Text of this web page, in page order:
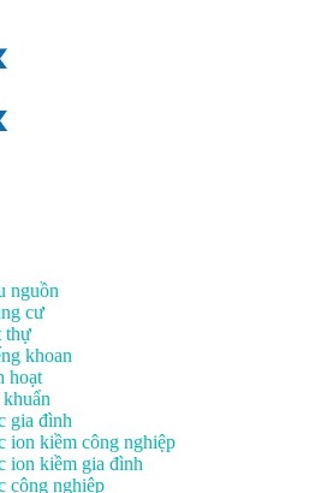
nguồn
cư
thự
khoan
hoạt
gia đình
ion kiềm công nghiệp
ion kiềm gia đình
công nghiệp